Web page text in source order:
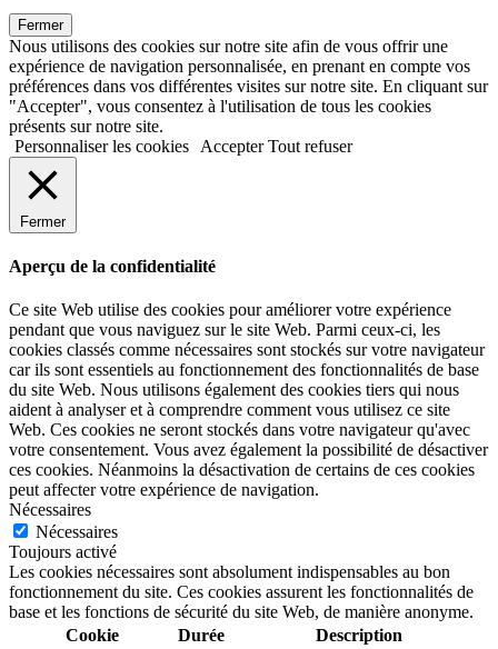
Fermer
Nous utilisons des cookies sur notre site afin de vous offrir une
expérience de navigation personnalisée, en prenant en compte vos
préférences dans vos différentes visites sur notre site. En cliquant sur
"Accepter", vous consentez à l'utilisation de tous les cookies
présents sur notre site.
Personnaliser les cookies
Accepter Tout refuser
Fermer
Aperçu de la confidentialité
Ce site Web utilise des cookies pour améliorer votre expérience
pendant que vous naviguez sur le site Web. Parmi ceux-ci, les
cookies classés comme nécessaires sont stockés sur votre navigateur
car ils sont essentiels au fonctionnement des fonctionnalités de base
du site Web. Nous utilisons également des cookies tiers qui nous
aident à analyser et à comprendre comment vous utilisez ce site
Web. Ces cookies ne seront stockés dans votre navigateur qu'avec
votre consentement. Vous avez également la possibilité de désactiver
ces cookies. Néanmoins la désactivation de certains de ces cookies
peut affecter votre expérience de navigation.
Nécessaires
Nécessaires
Toujours activé
Les cookies nécessaires sont absolument indispensables au bon
fonctionnement du site. Ces cookies assurent les fonctionnalités de
base et les fonctions de sécurité du site Web, de manière anonyme.
Cookie
Durée Description